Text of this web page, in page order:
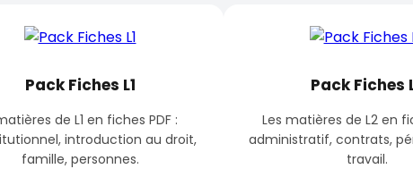
Pack Fiches L1
de L1 en fiches PDF :
introduction au droit,
famille, personnes.
Pack Fiches
Les matières de L2 en
administratif, contrats,
travail.